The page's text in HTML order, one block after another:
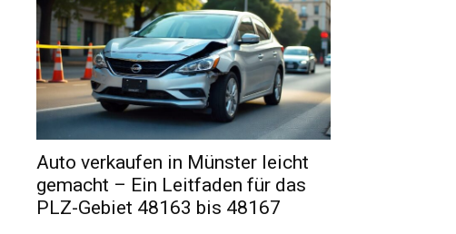
Auto verkaufen in Münster leicht
gemacht – Ein Leitfaden für das
PLZ-Gebiet 48163 bis 48167